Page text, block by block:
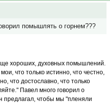
помышлять о горнем???
хороших, духовных помышлений.
что только истинно, что честно,
что достославно, что только
Павел много говорил о
предлагал, чтобы мы "пленяли